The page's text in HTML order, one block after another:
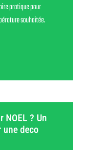
pratique pour
souhaitée.
? Un
deco